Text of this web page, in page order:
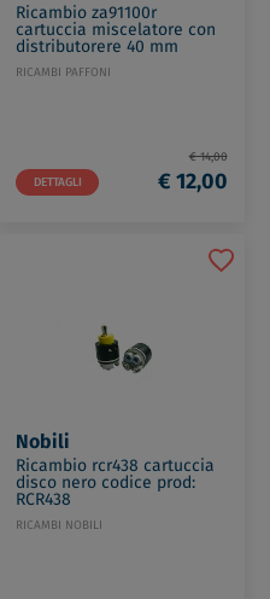
Ricambio za91100r
cartuccia miscelatore con
distributorere 40 mm
codice prod: ZA91100R
RICAMBI PAFFONI
DETTAGLI
€ 14,00
€ 12,00
Nobili
Ricambio rcr438 cartuccia
disco nero codice prod:
RCR438
RICAMBI NOBILI